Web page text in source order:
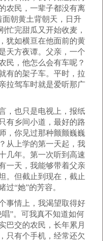
农民，一辈子都没有离
朝黄土背朝天，日升
忙完甜瓜又开始收麦，
犹如横亘在他面前的黄
天方夜谭。父亲，一个
民，他怎么会有车呢？
有的架子车。平时，拉
拉驾车时就是爱听那广
，也只是电视上，报纸
有乡间小道，最好的路
，你见过那种颤颤巍巍
从上学的第一天起，我
几年。第一次听到高速
一天，我能够带着父亲
。但截止到现在，截止
“她”的芳容。
事情上，我渴望取得好
”。可我真不知道如何
巴交的农民，长年累月
只有个手机，经常还欠